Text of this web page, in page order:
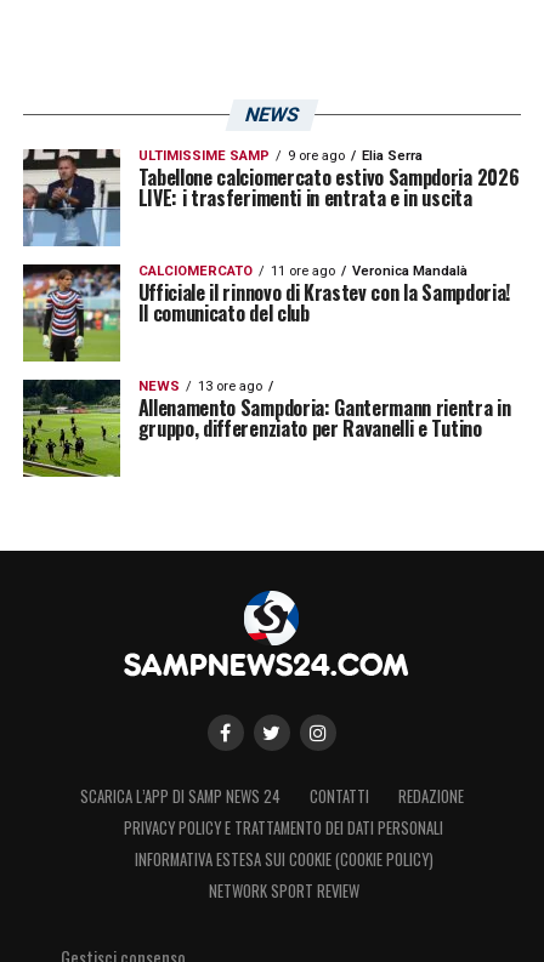
tornare a giocare era stato subordinato alla
vendita di almeno il 65% degli abbonamenti
del nuovo stadio, che è chiaramente arrivata
obbligandolo a togliere dalla parete le scarpe
da calcio per tornare ad indossarle. Per lui un
duplice impegno con l’Estudiantes: in
campionato di
Libertadores.
LA PLAYLIST DELLE NOSTRE TOP NEWS
NEWS
ULTIMISSIME SAMP 9 ore ago Elia Serra
Tabellone calciomercato estivo Sampdoria 2026
LIVE: i trasferimenti in entrata e in uscita
CALCIOMERCATO 11 ore ago Veronica Mandalà
Ufficiale il rinnovo di Krastev con la Sampdoria!
Il comunicato del club
NEWS 13 ore ago
Allenamento Sampdoria: Gantermann rientra in
gruppo, differenziato per Ravanelli e Tutino
SCARICA L’APP DI SAMP NEWS 24 CONTATTI
REDAZIONE
PRIVACY POLICY E TRATTAMENTO DEI DATI PERSONALI
INFORMATIVA ESTESA SUI COOKIE (COOKIE POLICY)
NETWORK SPORT REVIEW